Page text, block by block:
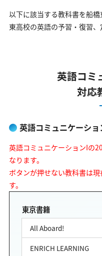
以下に該当する教科書を船橋
東高校の英語の予習・復習、
英語コミ
対応
英語コミュニケーシ
英語コミュニケーションIの
なります。
ボタンが押せない教科書は
す。
東京書籍
All Aboard!
ENRICH LEARNING